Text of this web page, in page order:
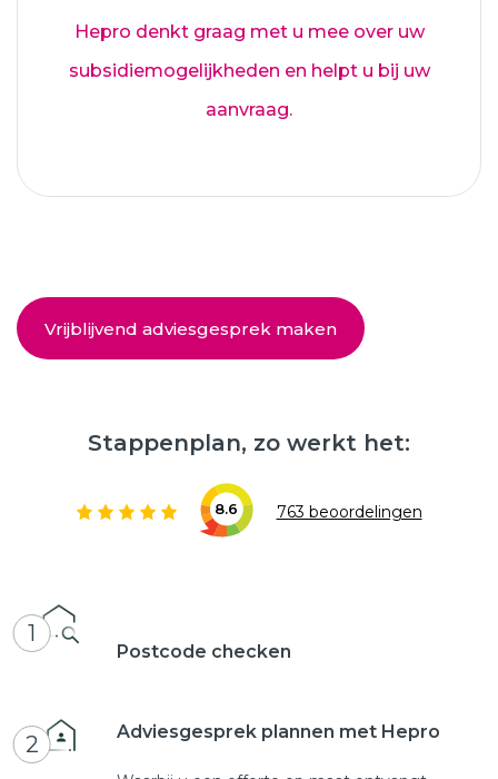
Hepro denkt graag met u mee over uw
subsidiemogelijkheden en helpt u bij uw
aanvraag.
Vrijblijvend adviesgesprek maken
Stappenplan, zo werkt het:
8.6 763 beoordelingen
1
Postcode checken
2 Adviesgesprek plannen met Hepro